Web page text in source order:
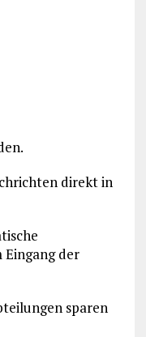
direkt in
der
sparen